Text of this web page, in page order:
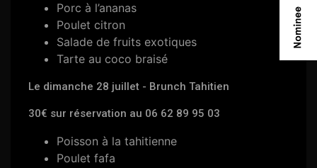
Porc à l’ananas
Poulet citron
Salade de fruits exotiques
Tarte au coco braisé
Le dimanche 28 juillet - Brunch Tahitien
30€ sur réservation au 06 62 89 95 03
Poisson à la tahitienne
Poulet fafa